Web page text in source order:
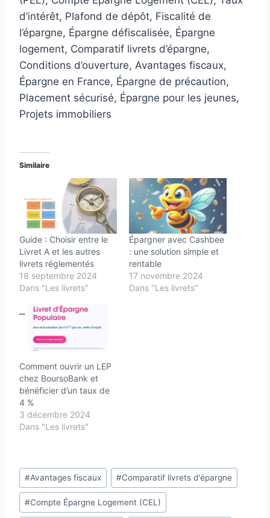
d’intérêt, Plafond de dépôt, Fiscalité de
l’épargne, Épargne défiscalisée, Épargne
logement, Comparatif livrets d’épargne,
Conditions d’ouverture, Avantages fiscaux,
Épargne en France, Épargne de précaution,
Placement sécurisé, Épargne pour les jeunes,
Projets immobiliers
Similaire
Guide : Choisir entre le
Livret A et les autres
livrets réglementés
18 septembre 2024
Dans "Les livrets"
Épargner avec Cashbee
: une solution simple et
rentable
17 novembre 2024
Dans "Les livrets"
Comment ouvrir un LEP
chez BoursoBank et
bénéficier d’un taux de
4 %
3 décembre 2024
Dans "Les livrets"
Étiquettes
de
la
#Avantages fiscaux #Comparatif livrets d'épargne
#Compte Épargne Logement (CEL)